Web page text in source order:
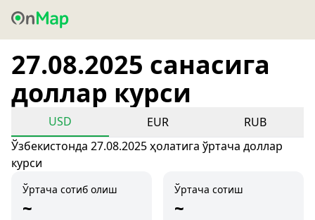
27.08.2025 санасига
доллар курси
USD EUR
RUB
Ўзбекистонда 27.08.2025 ҳолатига ўртача доллар
курси
Ўртача сотиб олиш
~
Ўртача сотиш
~